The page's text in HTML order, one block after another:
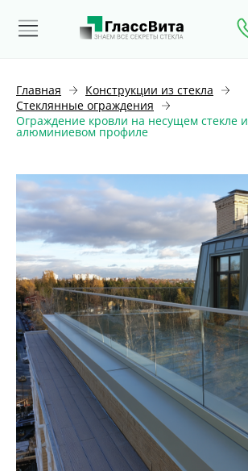
Главная
Конструкции из стекла
Стеклянные ограждения
Ограждение кровли на несущем стекле и
алюминиевом профиле